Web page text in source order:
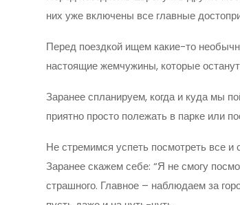
них уже включены все главные
Перед поездкой ищем какие-то
настоящие жемчужины, которые
Заранее спланируем, когда и куда мы
приятно просто полежать в парке или
Не стремимся успеть посмотреть все и
Заранее скажем себе: “Я не смогу
страшного. Главное – наблюдаем за